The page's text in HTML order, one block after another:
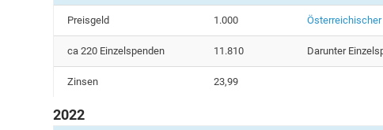
Preisgeld 1.000
ca 220 Einzelspenden 11.810 Darunter
Zinsen 23,99
2022